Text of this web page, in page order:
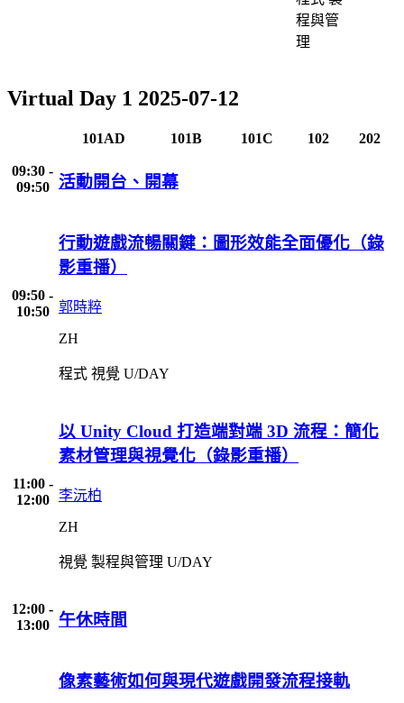
程與管
理
Virtual Day 1 2025-07-12
101AD 101B 101C 102 202
09:30 -
09:50
活動開台、開幕
09:50 -
10:50
行動遊戲流暢關鍵：圖形效能全面優化（錄
影重播）
郭時粹
ZH
程式 視覺 U/DAY
11:00 -
12:00
以 Unity Cloud 打造端對端 3D 流程：簡化
素材管理與視覺化（錄影重播）
李沅柏
ZH
視覺 製程與管理 U/DAY
12:00 -
13:00
午休時間
像素藝術如何與現代遊戲開發流程接軌